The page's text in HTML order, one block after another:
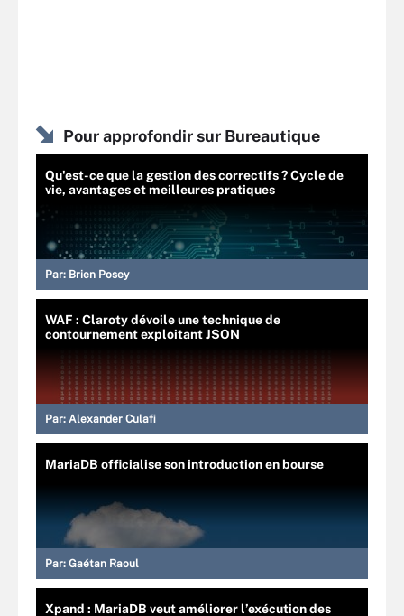
Pour approfondir sur Bureautique
Qu'est-ce que la gestion des correctifs ? Cycle de
vie, avantages et meilleures pratiques
Par: Brien Posey
WAF : Claroty dévoile une technique de
contournement exploitant JSON
Par: Alexander Culafi
MariaDB officialise son introduction en bourse
Par: Gaétan Raoul
Xpand : MariaDB veut améliorer l’exécution des